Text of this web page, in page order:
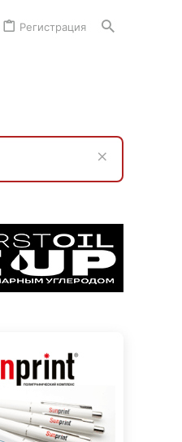
Регистрация